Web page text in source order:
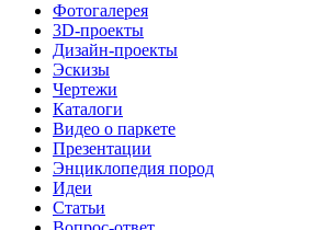
Фотогалерея
3D-проекты
Дизайн-проекты
Эскизы
Чертежи
Каталоги
Видео о паркете
Презентации
Энциклопедия пород
Идеи
Статьи